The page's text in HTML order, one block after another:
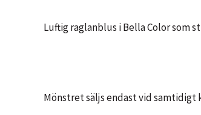
Luftig raglanblus i Bella Color som
Mönstret säljs endast vid samtidigt